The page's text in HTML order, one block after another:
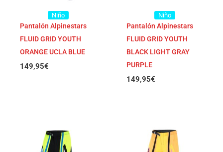
Niño
Pantalón Alpinestars
FLUID GRID YOUTH
ORANGE UCLA BLUE
149,95€
Niño
Pantalón Alpinestars
FLUID GRID YOUTH
BLACK LIGHT GRAY
PURPLE
149,95€